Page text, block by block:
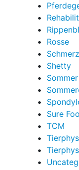
Rosse
Shetty
Sommer
Sure
TCM